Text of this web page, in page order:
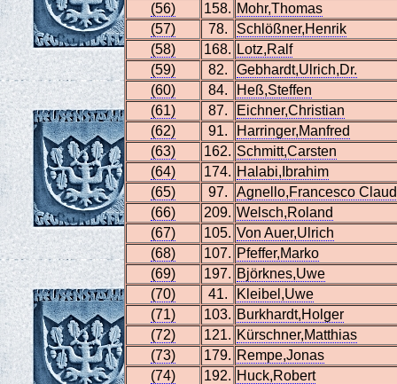
(56)
158. Mohr,Thomas
(57)
78.
Schlößner,Henrik
(58)
168. Lotz,Ralf
(59)
82.
Gebhardt,Ulrich,Dr.
(60)
84.
Heß,Steffen
(61)
87.
Eichner,Christian
(62)
91.
Harringer,Manfred
(63)
162. Schmitt,Carsten
(64)
174. Halabi,Ibrahim
(65)
97.
Agnello,Francesco
(66)
209. Welsch,Roland
(67)
105. Von Auer,Ulrich
(68)
107. Pfeffer,Marko
(69)
197. Björknes,Uwe
(70)
41.
Kleibel,Uwe
(71)
103. Burkhardt,Holger
(72)
121. Kürschner,Matthias
(73)
179. Rempe,Jonas
(74)
192. Huck,Robert